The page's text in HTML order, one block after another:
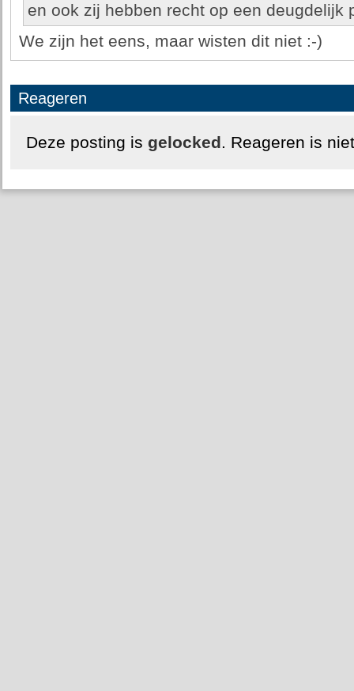
en ook zij hebben recht op een deugdelijk
We zijn het eens, maar wisten dit niet :-)
Reageren
Deze posting is gelocked. Reageren is